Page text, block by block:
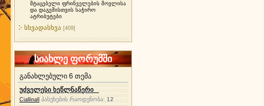
მტაცებელი ფრინველების მოვლისა
და დაგეშისთვის საჭირო
ატრიბუტები
სხვადასხვა [409]
სიახლე ფორუმში
განახლებული 6 თემა
უძველესი ხეწლნაწერი
Ciallinall პასუხების რაოდენობა:12